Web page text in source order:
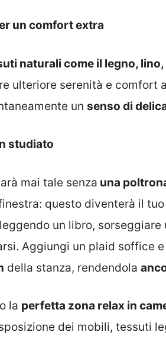
un comfort extra
naturali come il legno,
ulteriore serenità e comfort
un senso di
studiato
mai tale senza una
questo diventerà il tuo
un libro, sorseggiare
Aggiungi un plaid soffice
della stanza, rendendola
la perfetta zona relax in
dei mobili, tessuti